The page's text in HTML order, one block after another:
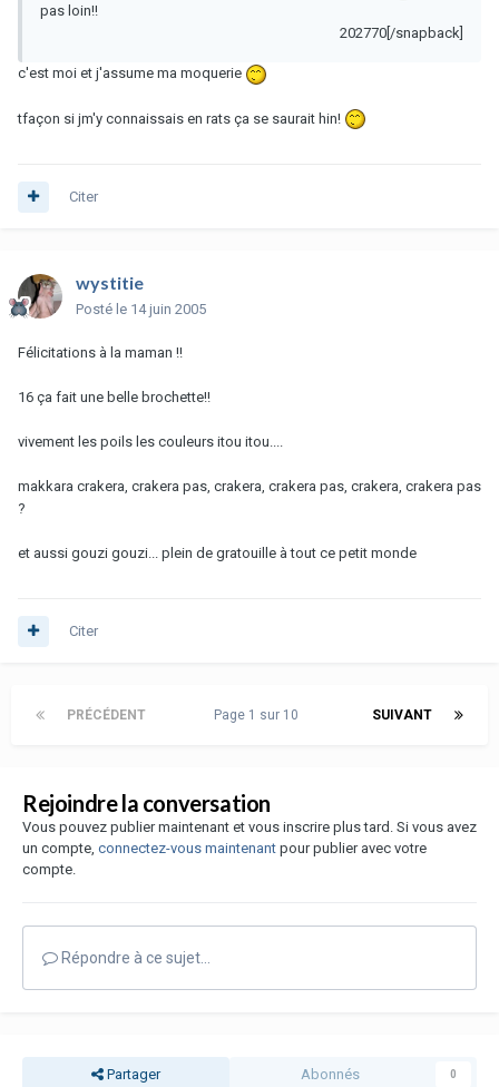
pas loin!!
202770[/snapback]
c'est moi et j'assume ma moquerie
tfaçon si jm'y connaissais en rats ça se saurait hin!
Citer
wystitie
Posté le 14 juin 2005
Félicitations à la maman !!
16 ça fait une belle brochette!!
vivement les poils les couleurs itou itou....
makkara crakera, crakera pas, crakera, crakera pas, crakera, crakera pas
?
et aussi gouzi gouzi... plein de gratouille à tout ce petit monde
Citer
PRÉCÉDENT SUIVANT
Page 1 sur 10
Rejoindre la conversation
Vous pouvez publier maintenant et vous inscrire plus tard. Si vous avez
un compte, connectez-vous maintenant pour publier avec votre
compte.
Répondre à ce sujet…
Partager Abonnés 0